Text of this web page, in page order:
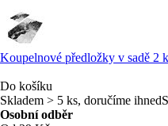
Koupelnové předložky v sadě 2
Do košíku
Skladem > 5 ks, doručíme ihned
Osobní odběr